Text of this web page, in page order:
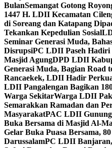
BulanSemangat Gotong
1447 H. LDII Kecamatan
di Soreang dan Katapang
Tekankan Kepedulian Sosial
Seminar Generasi Muda,
DisrupsiPC LDII Paseh Hadiri
Masjid AgungDPD LDII
Generasi Muda, Bagian Road
Rancaekek, LDII Hadir
LDII Pangalengan Bagikan
Warga SekitarWarga LDII
Semarakkan Ramadan dan
MasyarakatPAC LDII
Buka Bersama di Masjid Al-
Gelar Buka Puasa Bersama,
DarussalamPC LDII